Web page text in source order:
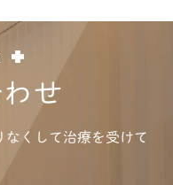
せ
なくして治療を受けて